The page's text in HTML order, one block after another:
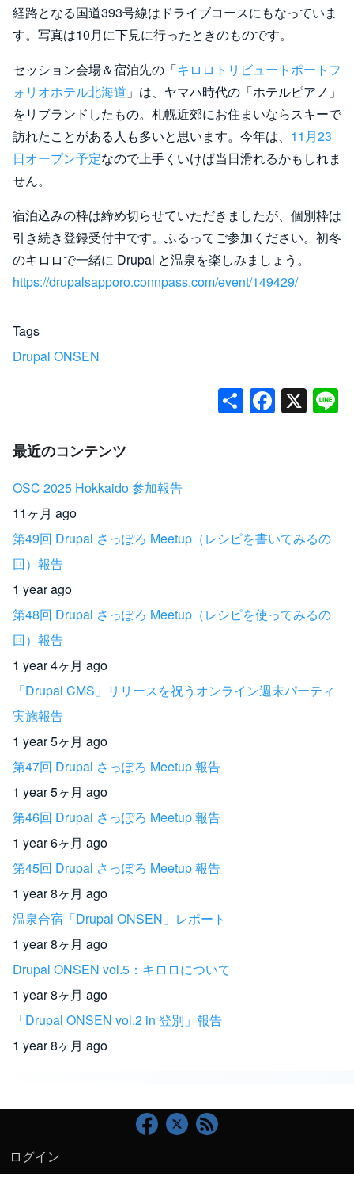
経路となる国道393号線はドライブコースにもなっていま
す。写真は10月に下見に行ったときのものです。
セッション会場＆宿泊先の「キロロトリビュートポートフ
ォリオホテル北海道 」は、ヤマハ時代の「ホテルピアノ」
をリブランドしたもの。札幌近郊にお住まいならスキーで
訪れたことがある人も多いと思います。今年は、 11月23
日オープン予定なので上手くいけば当日滑れるかもしれま
せん。
宿泊込みの枠は締め切らせていただきましたが、個別枠は
引き続き登録受付中です。ふるってご参加ください。初冬
のキロロで一緒に Drupal と温泉を楽しみましょう。
https://drupalsapporo.connpass.com/event/149429/
Tags
Drupal ONSEN
S
h
F
a
o
X
最近のコンテンツ
OSC 2025 Hokkaido 参加報告
11ヶ月 ago
第49回 Drupal さっぽろ Meetup（レシピを書いてみるの
回）報告
1 year ago
第48回 Drupal さっぽろ Meetup（レシピを使ってみるの
回）報告
1 year 4ヶ月 ago
「Drupal CMS」リリースを祝うオンライン週末パーティ
実施報告
1 year 5ヶ月 ago
第47回 Drupal さっぽろ Meetup 報告
1 year 5ヶ月 ago
第46回 Drupal さっぽろ Meetup 報告
1 year 6ヶ月 ago
第45回 Drupal さっぽろ Meetup 報告
1 year 8ヶ月 ago
温泉合宿「Drupal ONSEN」レポート
1 year 8ヶ月 ago
Drupal ONSEN vol.5：キロロについて
1 year 8ヶ月 ago
「Drupal ONSEN vol.2 in 登別」報告
1 year 8ヶ月 ago
User account menu
ログイン